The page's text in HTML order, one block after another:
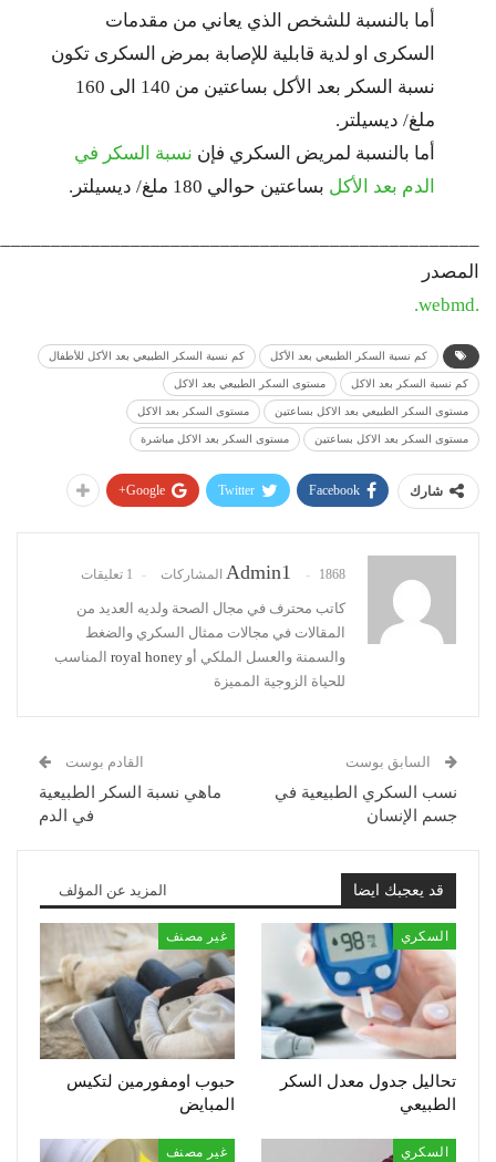
أما بالنسبة للشخص الذي يعاني من مقدمات
السكرى او لدية قابلية للإصابة بمرض السكرى تكون
نسبة السكر بعد الأكل بساعتين من 140 الى 160
ملغ/ ديسيلتر.
أما بالنسبة لمريض السكري فإن نسبة السكر في
الدم بعد الأكل بساعتين حوالي 180 ملغ/ ديسيلتر.
المصدر
.webmd.
كم نسبة السكر الطبيعي بعد الأكل كم نسبة السكر الطبيعي بعد الأكل للأطفال
كم نسبة السكر بعد الاكل مستوى السكر الطبيعي بعد الاكل
مستوى السكر الطبيعي بعد الاكل بساعتين مستوى السكر بعد الاكل
مستوى السكر بعد الاكل بساعتين مستوى السكر بعد الاكل مباشرة
شارك Facebook
Twitter
Google+
Admin1 1868 المشاركات 1 تعليقات
كاتب محترف في مجال الصحة ولديه العديد من
المقالات في مجالات ممثال السكري والضغط
والسمنة والعسل الملكي أو royal honey المناسب
للحياة الزوجية المميزة
السابق بوست
نسب السكري الطبيعية في
جسم الإنسان
القادم بوست
ماهي نسبة السكر الطبيعية
في الدم
قد يعجبك ايضا المزيد عن المؤلف
السكري
تحاليل جدول معدل السكر
الطبيعي
غير مصنف
حبوب اومفورمين لتكيس
المبايض
السكري غير مصنف